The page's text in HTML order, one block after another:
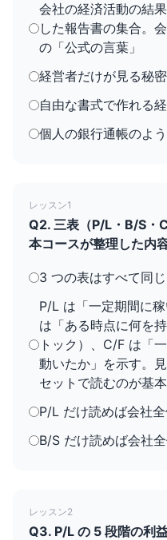
会社の経済活動の結
した報告書の集合。
の「公式の言葉」
経営者だけが見る秘
自由な書式で作れる
個人の銀行通帳のよ
レッスン1
Q2. 三表（P/L・B/S・
本コースが整理した内
3 つの表はすべて同
P/L は「一定期間に
は「ある時点に何を
トック）、C/F は「
動いたか」を示す。
セットで読むのが基本
P/L だけ読めば会社
B/S だけ読めば会社
レッスン2
Q3. P/L の 5 段階の利